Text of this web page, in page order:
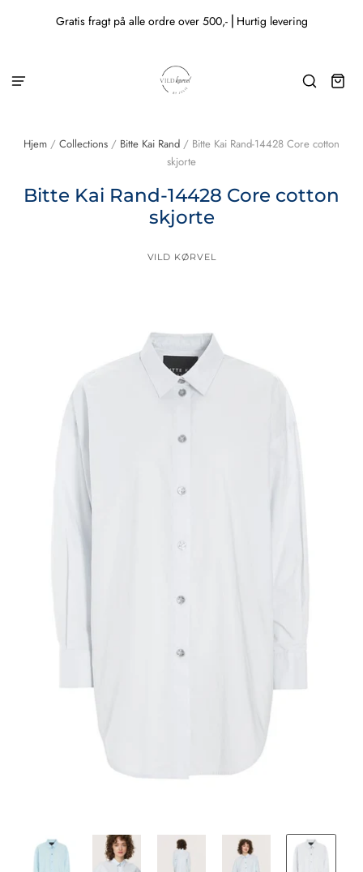
Gratis fragt på alle ordre over 500,- ⎜Hurtig levering
Hjem / Collections / Bitte Kai Rand / Bitte Kai Rand-14428 Core cotton
skjorte
Bitte Kai Rand-14428 Core cotton
skjorte
VILD KØRVEL